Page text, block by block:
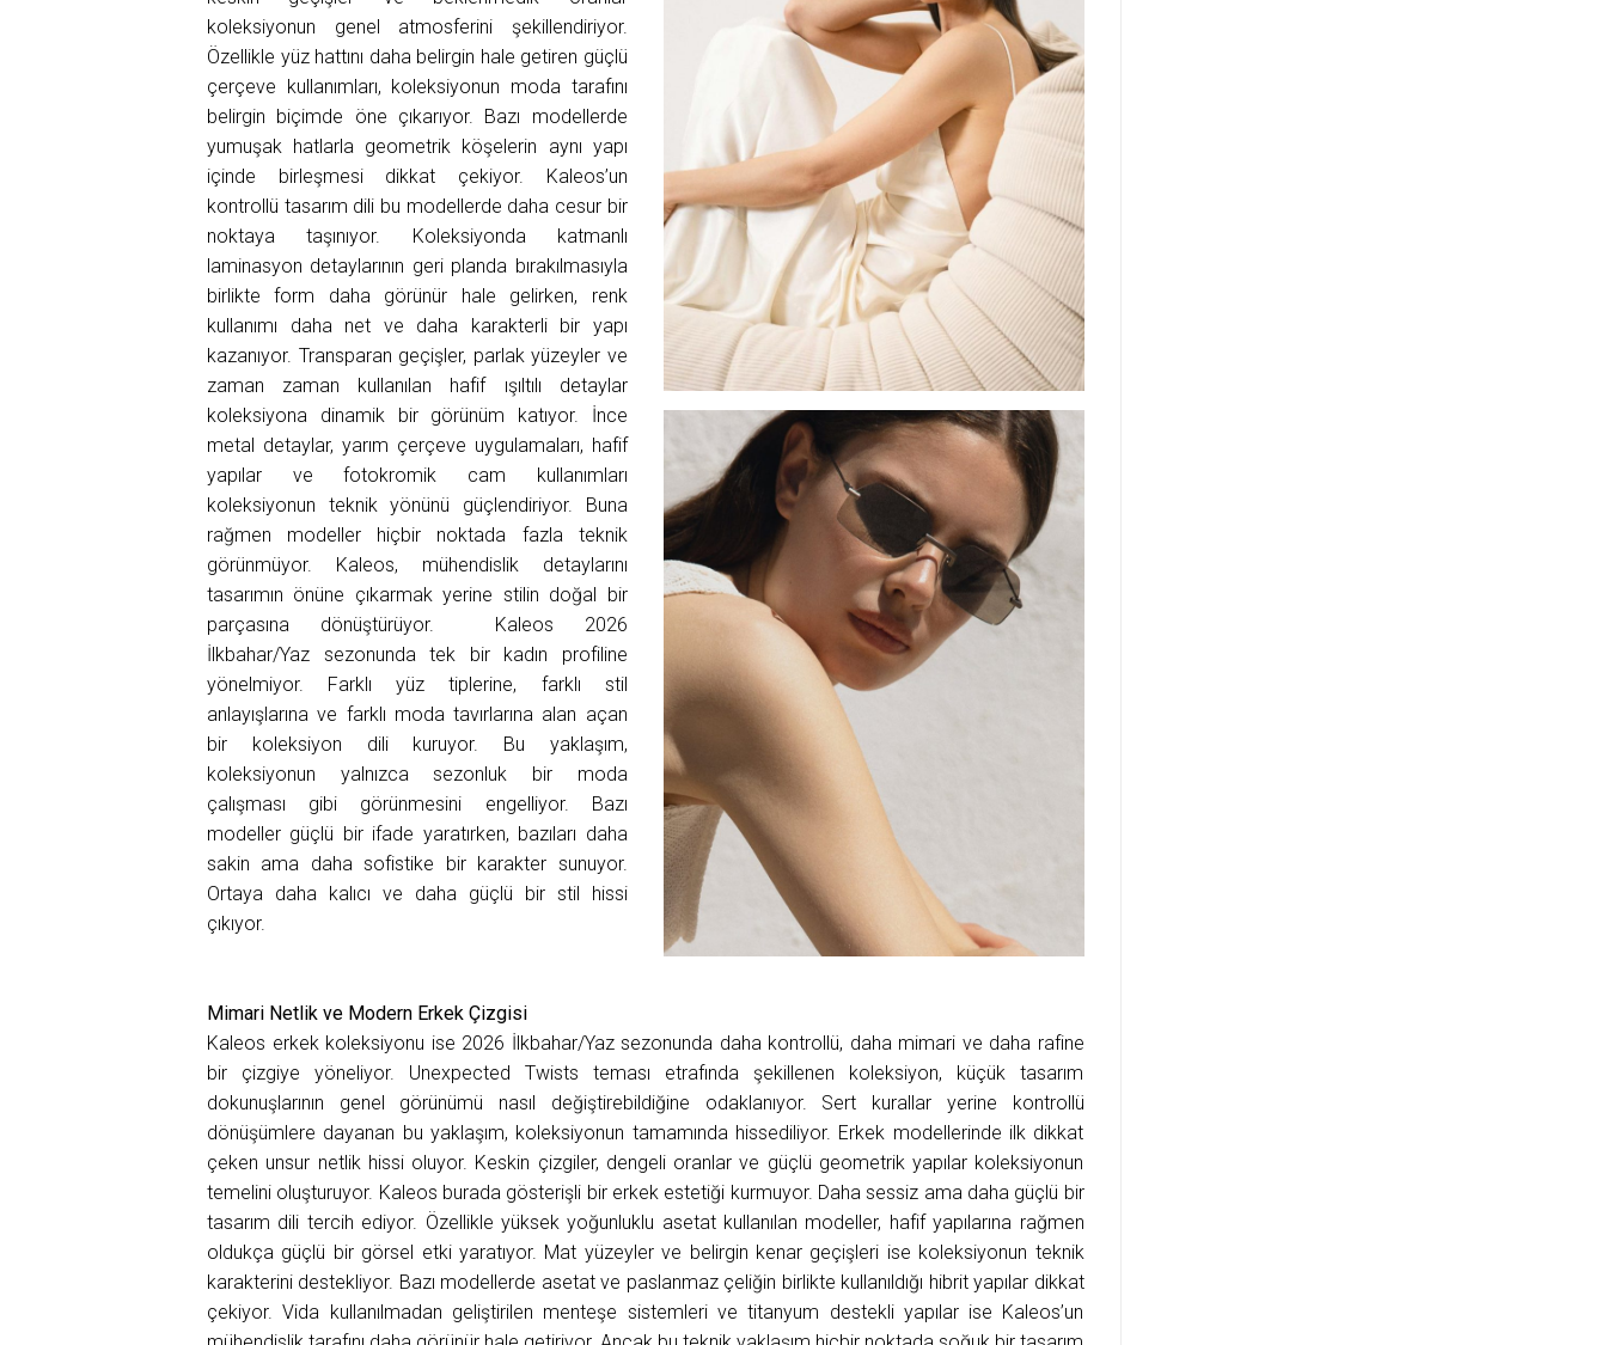
koleksiyonun genel atmosferini şekillendiriyor.
Özellikle yüz hattını daha belirgin hale getiren güçlü
çerçeve kullanımları, koleksiyonun moda tarafını
belirgin biçimde öne çıkarıyor. Bazı modellerde
yumuşak hatlarla geometrik köşelerin aynı yapı
içinde birleşmesi dikkat çekiyor. Kaleos’un
kontrollü tasarım dili bu modellerde daha cesur bir
noktaya taşınıyor. Koleksiyonda katmanlı
laminasyon detaylarının geri planda bırakılmasıyla
birlikte form daha görünür hale gelirken, renk
kullanımı daha net ve daha karakterli bir yapı
kazanıyor. Transparan geçişler, parlak yüzeyler ve
zaman zaman kullanılan hafif ışıltılı detaylar
koleksiyona dinamik bir görünüm katıyor. İnce
metal detaylar, yarım çerçeve uygulamaları, hafif
yapılar ve fotokromik cam kullanımları
koleksiyonun teknik yönünü güçlendiriyor. Buna
rağmen modeller hiçbir noktada fazla teknik
görünmüyor. Kaleos, mühendislik detaylarını
tasarımın önüne çıkarmak yerine stilin doğal bir
parçasına dönüştürüyor. Kaleos 2026
İlkbahar/Yaz sezonunda tek bir kadın profiline
yönelmiyor. Farklı yüz tiplerine, farklı stil
anlayışlarına ve farklı moda tavırlarına alan açan
bir koleksiyon dili kuruyor. Bu yaklaşım,
koleksiyonun yalnızca sezonluk bir moda
çalışması gibi görünmesini engelliyor. Bazı
modeller güçlü bir ifade yaratırken, bazıları daha
sakin ama daha sofistike bir karakter sunuyor.
Ortaya daha kalıcı ve daha güçlü bir stil hissi
çıkıyor.
Mimari Netlik ve Modern Erkek Çizgisi
Kaleos erkek koleksiyonu ise 2026 İlkbahar/Yaz sezonunda daha kontrollü, daha mimari ve daha rafine
bir çizgiye yöneliyor. Unexpected Twists teması etrafında şekillenen koleksiyon, küçük tasarım
dokunuşlarının genel görünümü nasıl değiştirebildiğine odaklanıyor. Sert kurallar yerine kontrollü
dönüşümlere dayanan bu yaklaşım, koleksiyonun tamamında hissediliyor. Erkek modellerinde ilk dikkat
çeken unsur netlik hissi oluyor. Keskin çizgiler, dengeli oranlar ve güçlü geometrik yapılar koleksiyonun
temelini oluşturuyor. Kaleos burada gösterişli bir erkek estetiği kurmuyor. Daha sessiz ama daha güçlü bir
tasarım dili tercih ediyor. Özellikle yüksek yoğunluklu asetat kullanılan modeller, hafif yapılarına rağmen
oldukça güçlü bir görsel etki yaratıyor. Mat yüzeyler ve belirgin kenar geçişleri ise koleksiyonun teknik
karakterini destekliyor. Bazı modellerde asetat ve paslanmaz çeliğin birlikte kullanıldığı hibrit yapılar dikkat
çekiyor. Vida kullanılmadan geliştirilen menteşe sistemleri ve titanyum destekli yapılar ise Kaleos’un